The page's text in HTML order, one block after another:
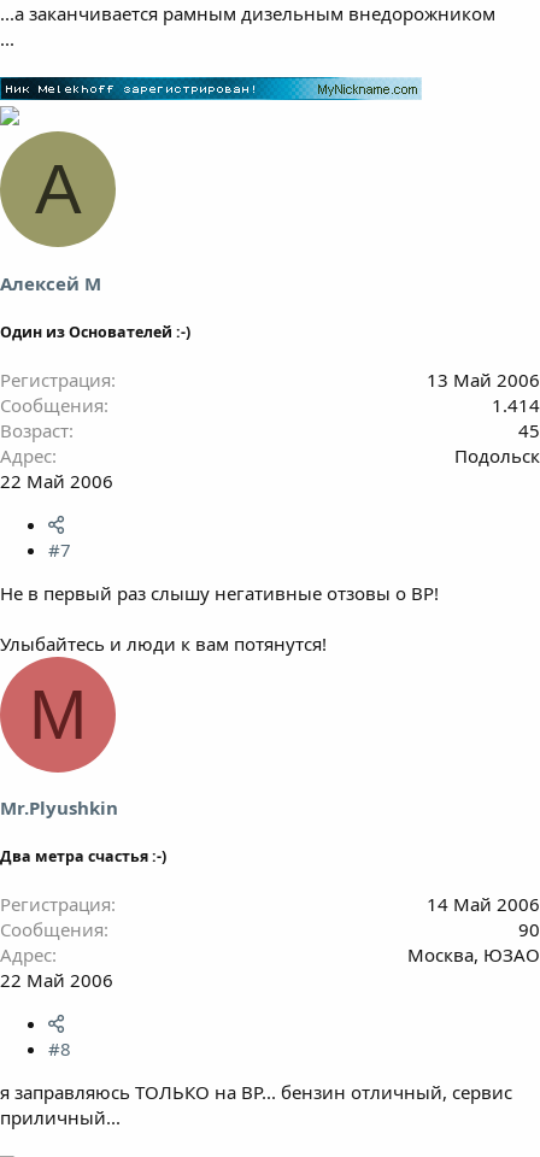
...а заканчивается рамным дизельным внедорожником
...
А
Алексей М
Один из Основателей :-)
Регистрация
13 Май 2006
Сообщения
1.414
Возраст
45
Адрес
Подольск
22 Май 2006
#7
Не в первый раз слышу негативные отзовы о ВР!
Улыбайтесь и люди к вам потянутся!
M
Mr.Plyushkin
Два метра счастья :-)
Регистрация
14 Май 2006
Сообщения
90
Адрес
Москва, ЮЗАО
22 Май 2006
#8
я заправляюсь ТОЛЬКО на BP... бензин отличный, сервис
приличный...